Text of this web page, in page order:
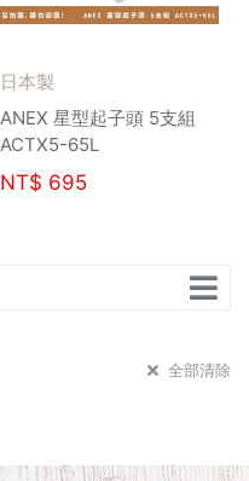
全部清除
日本製
ANEX 星型起子頭 5支組
ACTX5-65L
NT$ 695